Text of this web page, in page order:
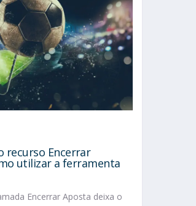
recurso Encerrar
utilizar a ferramenta
Encerrar Aposta deixa o